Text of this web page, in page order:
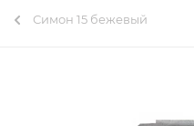
Симон 15 бежевый